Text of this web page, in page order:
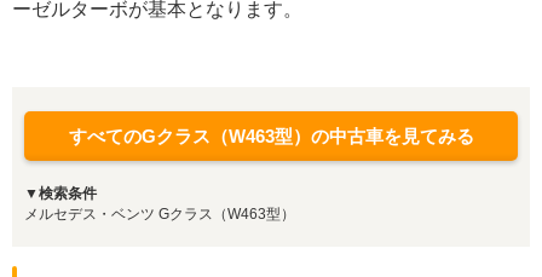
ーゼルターボが基本となります。
すべてのGクラス（W463型）の中古車を見てみる
▼検索条件
メルセデス・ベンツ Gクラス（W463型）